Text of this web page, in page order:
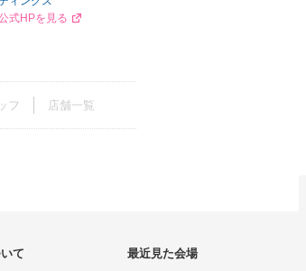
式HPを見る
フ 店舗一覧
て 最近見た会場